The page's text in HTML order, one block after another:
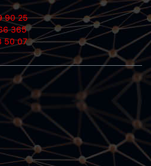
90 25
365
50 07